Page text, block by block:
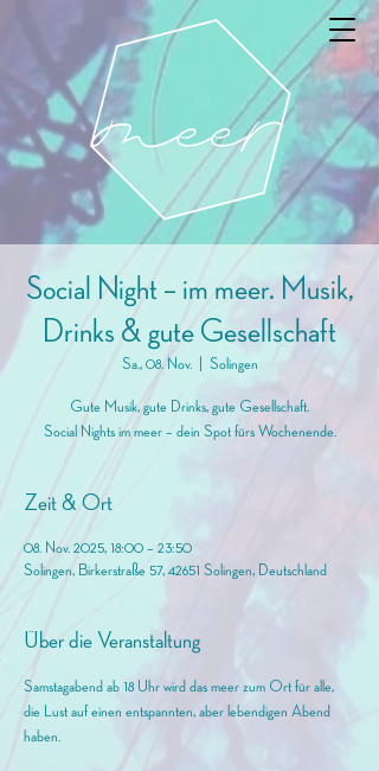
Social Night – im meer. Musik,
Drinks & gute Gesellschaft
Sa., 08. Nov.
  |
Solingen
Gute Musik, gute Drinks, gute Gesellschaft.
Social Nights im meer – dein Spot fürs Wochenende.
Zeit & Ort
08. Nov. 2025, 18:00 – 23:50
Solingen, Birkerstraße 57, 42651 Solingen, Deutschland
Über die Veranstaltung
Samstagabend ab 18 Uhr wird das meer zum Ort für alle,
die Lust auf einen entspannten, aber lebendigen Abend
haben.